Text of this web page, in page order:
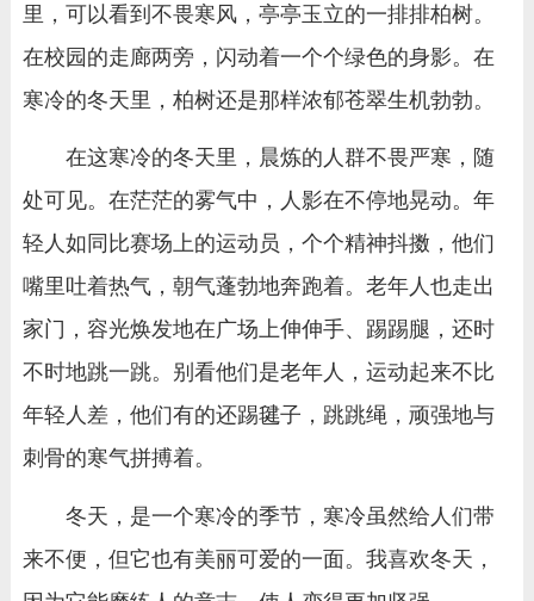
里，可以看到不畏寒风，亭亭玉立的一排排柏树。
在校园的走廊两旁，闪动着一个个绿色的身影。在
寒冷的冬天里，柏树还是那样浓郁苍翠生机勃勃。
在这寒冷的冬天里，晨炼的人群不畏严寒，随
处可见。在茫茫的雾气中，人影在不停地晃动。年
轻人如同比赛场上的运动员，个个精神抖擞，他们
嘴里吐着热气，朝气蓬勃地奔跑着。老年人也走出
家门，容光焕发地在广场上伸伸手、踢踢腿，还时
不时地跳一跳。别看他们是老年人，运动起来不比
年轻人差，他们有的还踢毽子，跳跳绳，顽强地与
刺骨的寒气拼搏着。
冬天，是一个寒冷的季节，寒冷虽然给人们带
来不便，但它也有美丽可爱的一面。我喜欢冬天，